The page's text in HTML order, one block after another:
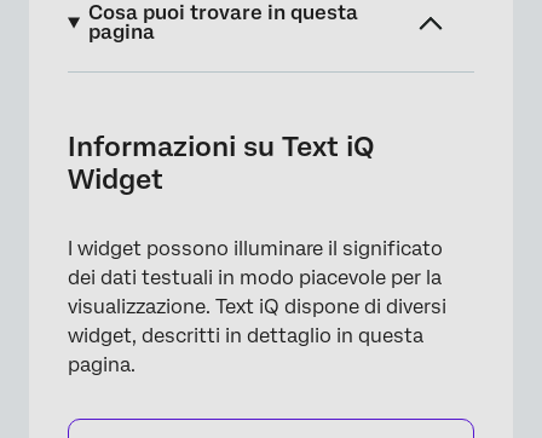
Cosa puoi trovare in questa
pagina
Widget a bolle d’aria
Widget per la modifica degli argomenti e
WORD CLOUD
Informazioni su Text iQ
Widget
I widget possono illuminare il significato
dei dati testuali in modo piacevole per la
visualizzazione. Text iQ dispone di diversi
widget, descritti in dettaglio in questa
pagina.